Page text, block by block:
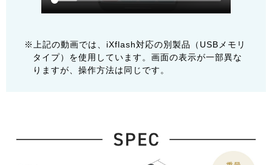
※上記の動画では、iXflash対応の別製品（USBメモリ
タイプ）を使用しています。画面の表示が一部異な
りますが、操作方法は同じです。